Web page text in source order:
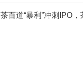
茶百道“暴利”冲刺IPO，